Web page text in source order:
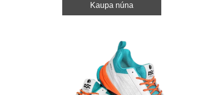
Kaupa núna